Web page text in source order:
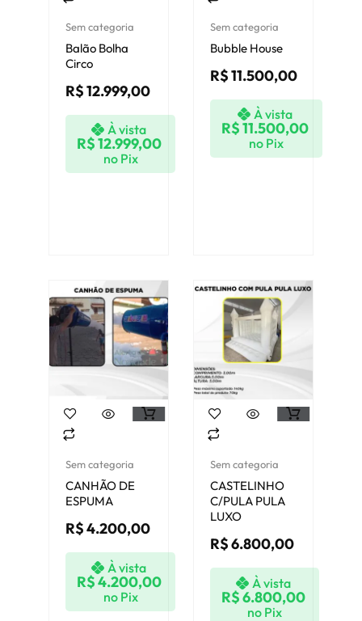
Sem categoria
Balão Bolha
Circo
R$12.999,00
À vista
R$12.999,00
no Pix
Sem categoria
Bubble House
R$11.500,00
À vista
R$11.500,00
no Pix
Sem categoria
CANHÃO DE
ESPUMA
R$4.200,00
À vista
R$4.200,00
no Pix
Sem categoria
CASTELINHO
C/PULA PULA
LUXO
R$6.800,00
À vista
R$6.800,00
no Pix